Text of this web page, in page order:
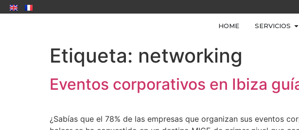
HOME SERVICIOS
Etiqueta: networking
Eventos corporativos en Ibiza
¿Sabías que el 78% de las empresas que organizan sus eventos